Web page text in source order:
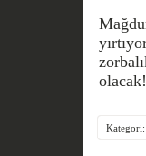
olacak!
Kategori: